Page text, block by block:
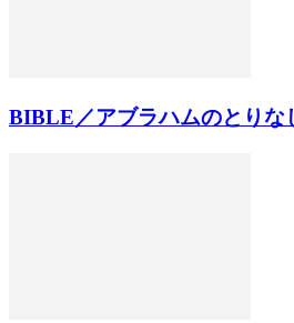
BIBLE／アブラハムのとりな